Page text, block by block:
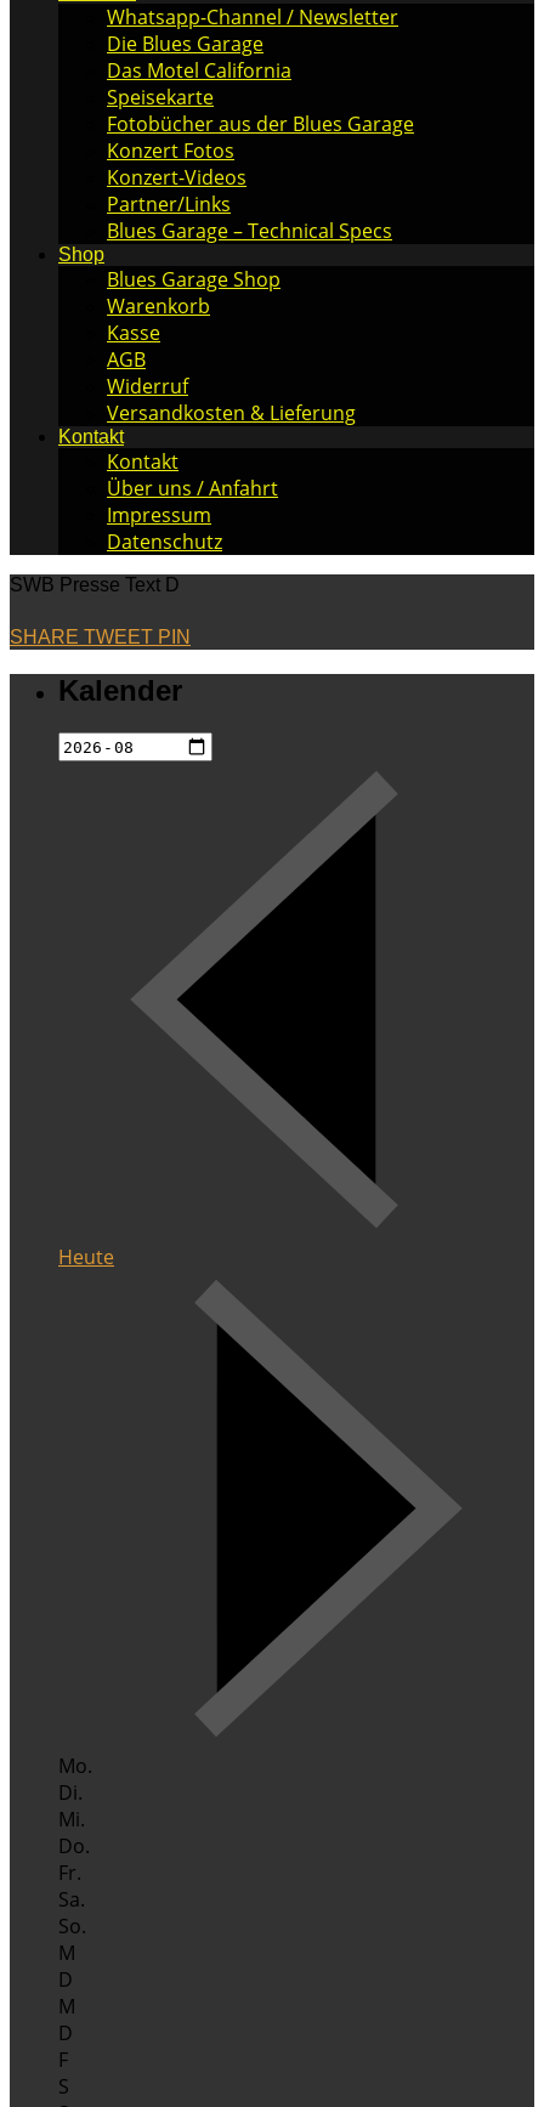
Whatsapp-Channel / Newsletter
Die Blues Garage
Das Motel California
Speisekarte
Fotobücher aus der Blues Garage
Konzert Fotos
Konzert-Videos
Partner/Links
Blues Garage – Technical Specs
Shop
Blues Garage Shop
Warenkorb
Kasse
AGB
Widerruf
Versandkosten & Lieferung
Kontakt
Kontakt
Über uns / Anfahrt
Impressum
Datenschutz
SWB Presse Text D
SHARE TWEET PIN
Kalender
Heute
Mo.
Di.
Mi.
Do.
Fr.
Sa.
So.
M
D
M
D
F
S